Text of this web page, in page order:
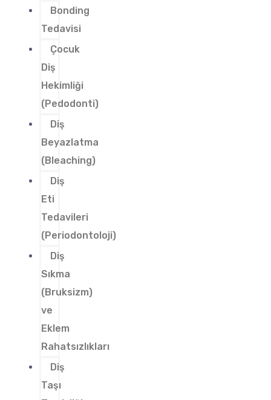
Bonding
Tedavisi
Çocuk
Diş
Hekimliği
(Pedodonti)
Diş
Beyazlatma
(Bleaching)
Diş
Eti
Tedavileri
(Periodontoloji)
Diş
Sıkma
(Bruksizm)
ve
Eklem
Rahatsızlıkları
Diş
Taşı